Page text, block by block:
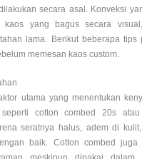
secara asal. Konveksi
kaos yang bagus secara
lama. Berikut beberapa tips
memesan kaos custom.
utama yang menentukan
cotton combed 20s
seratnya halus, adem di
baik. Cotton combed juga